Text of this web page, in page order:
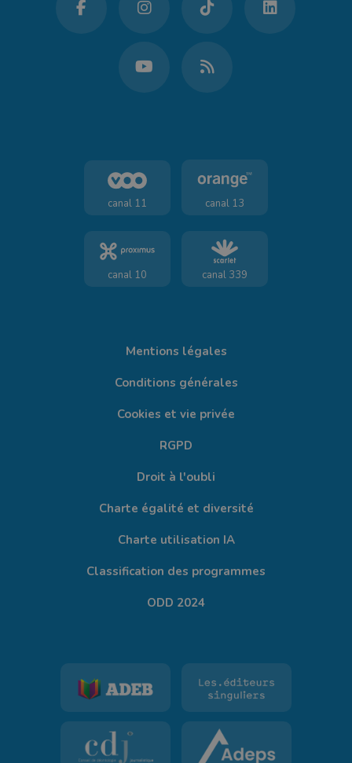
canal 11 canal 13
canal 10 canal 339
Mentions légales
Conditions générales
Cookies et vie privée
RGPD
Droit à l'oubli
Charte égalité et diversité
Charte utilisation IA
Classification des programmes
ODD 2024